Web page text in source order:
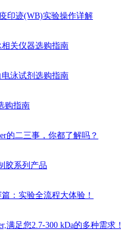
印迹(WB)实验操作详解
关仪器选购指南
泳试剂选购指南
购指南
的二三事，你都了解吗？
胶系列产品
：实验全流程大体验！
满足您2.7-300 kDa的多种需求！